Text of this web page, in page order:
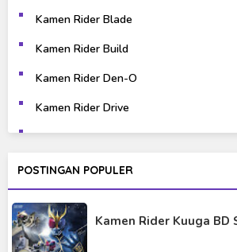
Science Fiction
Super Hero
Kamen Rider Blade
Kamen Rider Build
Kamen Rider Den-O
Kamen Rider Drive
Kamen Rider Ex-Aid
Kamen Rider Fourze
Kamen Rider Geats
POSTINGAN POPULER
Kamen Rider Kuuga BD